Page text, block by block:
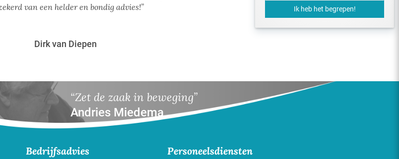
van een helder en bondig advies!”
Dirk van Diepen
Ik heb het begrepen!
“Zet de zaak in beweging”
Andries Miedema
Bedrijfsadvies Personeelsdiensten